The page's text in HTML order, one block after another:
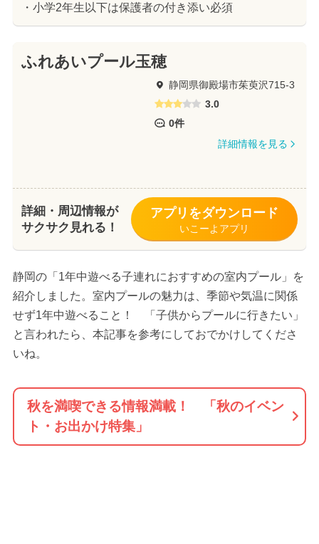
・小学2年生以下は保護者の付き添い必須
ふれあいプール玉穂
静岡県御殿場市茱萸沢715-3
3.0
0件
詳細情報を見る
詳細・周辺情報が
サクサク見れる！
アプリをダウンロード
いこーよアプリ
静岡の「1年中遊べる子連れにおすすめの室内プール」を
紹介しました。室内プールの魅力は、季節や気温に関係
せず1年中遊べること！ 「子供からプールに行きたい」
と言われたら、本記事を参考にしておでかけしてくださ
いね。
秋を満喫できる情報満載！ 「秋のイベン
ト・お出かけ特集」